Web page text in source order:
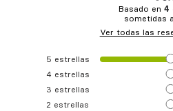
Basado en4
sometidas
Ver todas las
5 estrellas
4 estrellas
3 estrellas
2 estrellas